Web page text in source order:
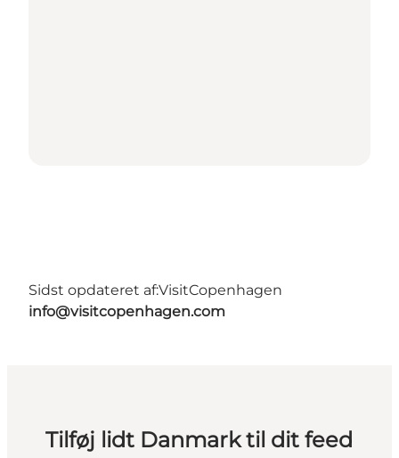
Sidst opdateret af:VisitCopenhagen
info@visitcopenhagen.com
Tilføj lidt Danmark til dit feed